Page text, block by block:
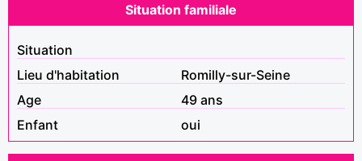
Situation familiale
Situation
Lieu d'habitation
Romilly-sur-Seine
Age
49 ans
Enfant
oui